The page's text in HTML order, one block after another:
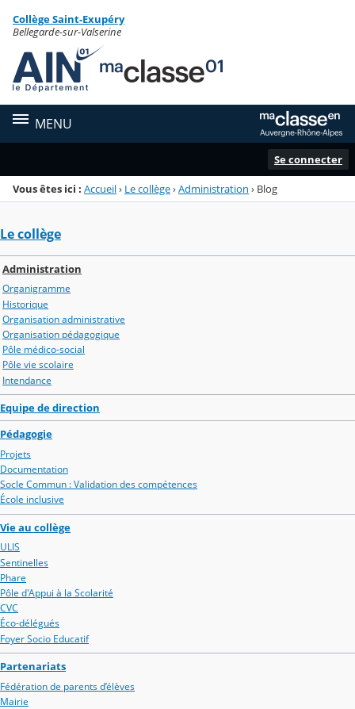
Menu de la rubrique
Contenu
Collège Saint-Exupéry
Bellegarde-sur-Valserine
MENU
Se connecter
Vous êtes ici : Accueil› Le collège›Administration › Blog
Le collège
Administration
Organigramme
Historique
Organisation administrative
Organisation pédagogique
Pôle médico-social
Pôle vie scolaire
Intendance
Equipe de direction
Pédagogie
Projets
Documentation
Socle Commun : Validation des compétences
École inclusive
Vie au collège
ULIS
Sentinelles
Phare
Pôle d'Appui à la Scolarité
CVC
Éco-délégués
Foyer Socio Educatif
Partenariats
Fédération de parents d’élèves
Mairie